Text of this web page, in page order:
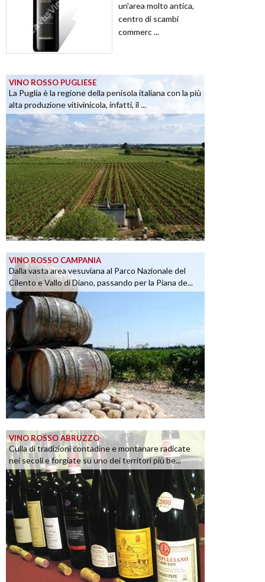
un'area molto antica,
centro di scambi
commerc ...
VINO ROSSO PUGLIESE
La Puglia è la regione della penisola italiana con la più
alta produzione vitivinicola, infatti, il ...
VINO ROSSO CAMPANIA
Dalla vasta area vesuviana al Parco Nazionale del
Cilento e Vallo di Diano, passando per la Piana de...
VINO ROSSO ABRUZZO
Culla di tradizioni contadine e montanare radicate
nei secoli e forgiate su uno dei territori più be...